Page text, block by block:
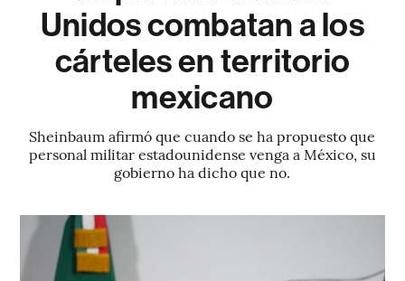
Unidos combatan a los
cárteles en territorio
mexicano
Sheinbaum afirmó que cuando se ha propuesto que
personal militar estadounidense venga a México, su
gobierno ha dicho que no.